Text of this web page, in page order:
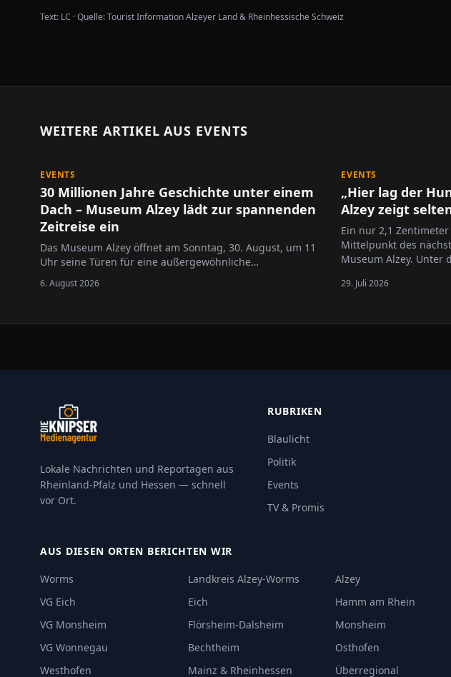
Text: LC ·Quelle:Tourist Information Alzeyer Land & Rheinhessische Schweiz
WEITERE ARTIKEL AUS EVENTS
EVENTS
30 Millionen Jahre Geschichte unter einem
Dach – Museum Alzey lädt zur spannenden
Zeitreise ein
Das Museum Alzey öffnet am Sonntag, 30. August, um 11
Uhr seine Türen für eine außergewöhnliche
Regionalgeschichte.
6. August 2026
EVENTS
„Hier lag der
Alzey zeigt
Ein nur 2,1
Mittelpunkt des
Museum Alzey. Unter
2026 dem
29. Juli 2026
Lokale Nachrichten und Reportagen aus
Rheinland-Pfalz und Hessen — schnell
vor Ort.
RUBRIKEN
Blaulicht
Politik
Events
TV & Promis
AUS DIESEN ORTEN BERICHTEN WIR
Worms Landkreis Alzey-Worms
Alzey
VG Eich
Eich
Hamm am Rhein
VG Monsheim
Flörsheim-Dalsheim
Monsheim
VG Wonnegau
Bechtheim
Osthofen
Westhofen
Mainz & Rheinhessen Überregional